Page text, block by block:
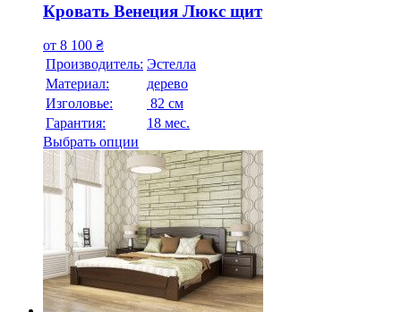
Кровать Венеция Люкс щит
от 8 100 ₴
Производитель: Эстелла
Материал:
дерево
Изголовье:
82 см
Гарантия:
18 мес.
Выбрать опции